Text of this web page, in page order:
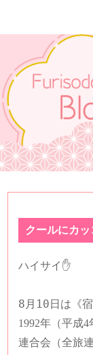
クールにカッ
ハイサイ✋
8月10日は《宿
1992年（平成
連合会（全旅